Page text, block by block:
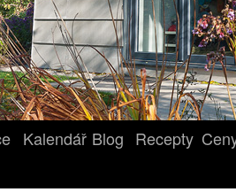
Kalendář Blog Recepty